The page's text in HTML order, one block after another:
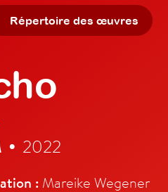
Répertoire des œuvres
• 2022
: Mareike Wegener